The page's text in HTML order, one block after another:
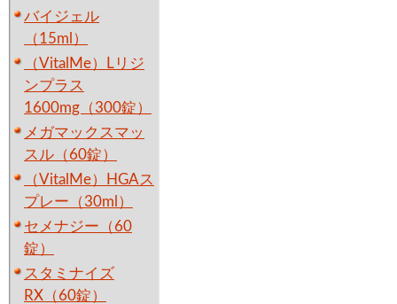
バイジェル
（15ml）
（VitalMe）Lリジ
ンプラス
1600mg（300錠）
メガマックスマッ
スル（60錠）
（VitalMe）HGAス
プレー（30ml）
セメナジー（60
錠）
スタミナイズ
RX（60錠）